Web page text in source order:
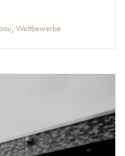
, Wettbewerbe